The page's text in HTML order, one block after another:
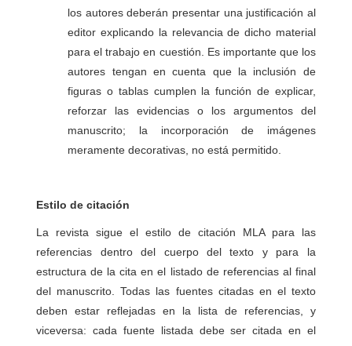
los autores deberán presentar una justificación al
editor explicando la relevancia de dicho material
para el trabajo en cuestión. Es importante que los
autores tengan en cuenta que la inclusión de
figuras o tablas cumplen la función de explicar,
reforzar las evidencias o los argumentos del
manuscrito; la incorporación de imágenes
meramente decorativas, no está permitido.
Estilo de citación
La revista sigue el estilo de citación MLA para las
referencias dentro del cuerpo del texto y para la
estructura de la cita en el listado de referencias al final
del manuscrito. Todas las fuentes citadas en el texto
deben estar reflejadas en la lista de referencias, y
viceversa: cada fuente listada debe ser citada en el